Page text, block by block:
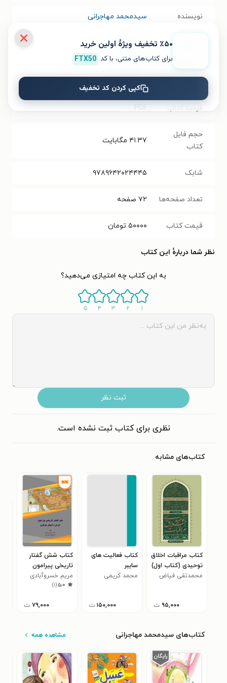
نویسنده سیدمحمد مهاجرانی
نشر جمال
سال انتشار
۱۴۰۲/۰۱/۰۱
فرمت کتاب PDF
حجم فایل
کتاب
۴۱.۳۷ مگابایت
شابک ۹۷۸۹۶۴۲۰۲۴۴۴۵
تعداد صفحه‌ها ۷۲ صفحه
قیمت کتاب ۵۰۰۰۰ تومان
نظر شما دربارهٔ این کتاب
به این کتاب چه امتیازی می‌دهید؟
۱ ۲ ۳ ۴ ۵
ثبت نظر
نظری برای کتاب ثبت نشده است.
کتاب‌های مشابه
کتاب مراقبات اخلاق
توحیدی (کتاب اول)
محمدتقی فیاض
۹۵,۰۰۰ ت
کتاب فعالیت های
سایبر
الکترومغناطیسی
محمد کریمی
۱۵۰,۰۰۰ ت
کتاب شش گفتار
تاریخی پیرامون
ایران و آسیای
مرکزی
مریم خسروآبادی
۵٫۰(۱)
۷۹,۰۰۰ ت
کتاب‌های سیدمحمد مهاجرانی مشاهده همه
٪۵۰ تخفیف ویژۀ اولین خرید
برای کتاب‌های متنی، با کد FTX50
کپی کردن کد تخفیف